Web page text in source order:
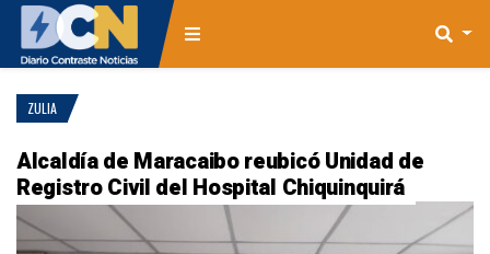
ZULIA
Alcaldía de Maracaibo reubicó Unidad de
Registro Civil del Hospital Chiquinquirá